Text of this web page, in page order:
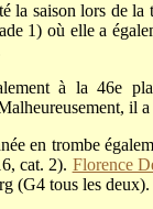
la saison lors de la
1) où elle a
à la 46e
il
en trombe
cat. 2). Florence
(G4 tous les